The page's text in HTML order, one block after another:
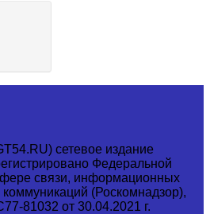
сетевое издание
Федеральной
связи, информационных
(Роскомнадзор),
81032 от 30.04.2021 г.